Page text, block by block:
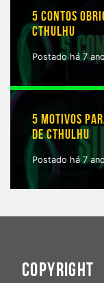
5 CONTOS
CTHULHU
Postado há 7
5 MOTIVOS
DE CTHULHU
Postado há 7
COPYRIGHT